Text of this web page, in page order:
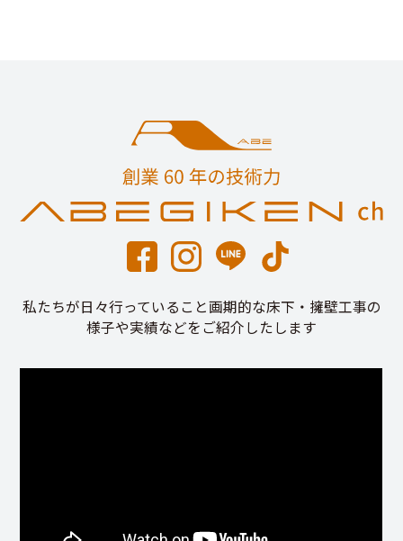
私たちが日々行っていること画期的な床下・擁壁工事の
様子や実績などをご紹介したします